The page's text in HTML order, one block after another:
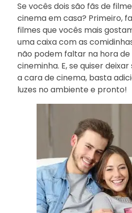
Se vocês dois são fãs de
cinema em casa? Primeiro,
filmes que vocês mais
uma caixa com as
não podem faltar na hora
cineminha. E, se quiser
a cara de cinema, basta
luzes no ambiente e pronto!